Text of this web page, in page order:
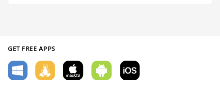
GET FREE APPS